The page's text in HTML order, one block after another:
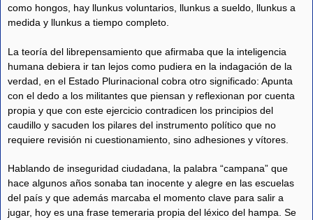
como hongos, hay llunkus voluntarios, llunkus a sueldo, llunkus a
medida y llunkus a tiempo completo.
La teoría del librepensamiento que afirmaba que la inteligencia
humana debiera ir tan lejos como pudiera en la indagación de la
verdad, en el Estado Plurinacional cobra otro significado: Apunta
con el dedo a los militantes que piensan y reflexionan por cuenta
propia y que con este ejercicio contradicen los principios del
caudillo y sacuden los pilares del instrumento político que no
requiere revisión ni cuestionamiento, sino adhesiones y vítores.
Hablando de inseguridad ciudadana, la palabra “campana” que
hace algunos años sonaba tan inocente y alegre en las escuelas
del país y que además marcaba el momento clave para salir a
jugar, hoy es una frase temeraria propia del léxico del hampa. Se